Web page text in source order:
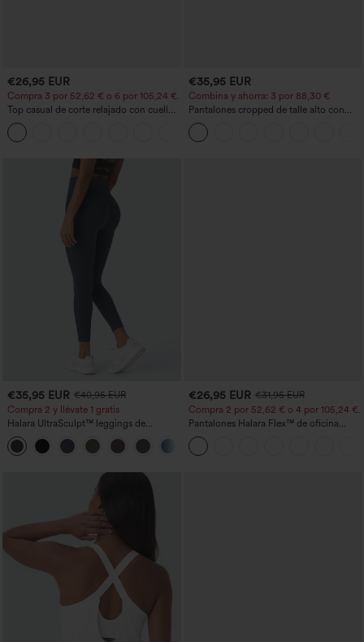
€26,95 EUR
Compra 3 por 52,62 € o 6 por 105,24 €.
Top casual de corte relajado con cuello
redondo y mangas murciélago.
€35,95 EUR
Combina y ahorra: 3 por 88,30 €
Pantalones cropped de talle alto con
bolsillos con cremallera y efecto lino
€35,95 EUR €40,95 EUR
Compra 2 y llévate 1 gratis
Halara UltraSculpt™ leggings de
entrenamiento moldeadores de talle alto
con fruncido trasero que realza los
glúteos, control de abdomen y bolsillos
€26,95 EUR €31,95 EUR
Compra 2 por 52,62 € o 4 por 105,24 €.
Pantalones Halara Flex™ de oficina
anchos plisados de tiro alto con bolsillos
en tela tipo gofre